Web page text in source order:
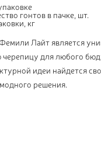
гонтов в пачке, шт.
кг
Лайт является
черепицу для любого
идеи найдется
решения.